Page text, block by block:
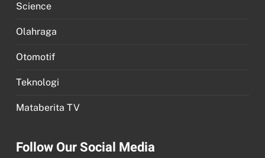
Science
Olahraga
Otomotif
Teknologi
Mataberita TV
Follow Our Social Media